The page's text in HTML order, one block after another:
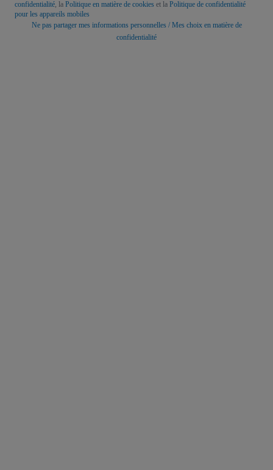
confidentialité, la Politique en matière de cookies et la Politique de confidentialité
pour les appareils mobiles
Ne pas partager mes informations personnelles / Mes choix en matière de
confidentialité